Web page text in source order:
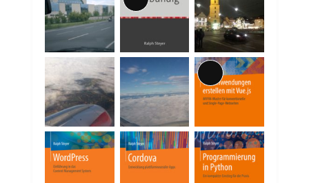
Lange
Beschreibung
Lange
Beschreibung